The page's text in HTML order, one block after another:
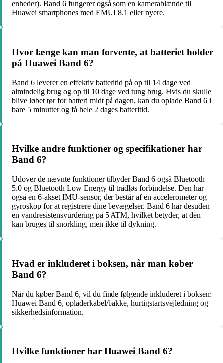
enheder). Band 6 fungerer også som en kamerablænde til
Huawei smartphones med EMUI 8.1 eller nyere.
Hvor længe kan man forvente, at batteriet holder
på Huawei Band 6?
Band 6 leverer en effektiv batteritid på op til 14 dage ved
almindelig brug og op til 10 dage ved tung brug. Hvis du skulle
blive løbet tør for batteri midt på dagen, kan du oplade Band 6 i
bare 5 minutter og få hele 2 dages batteritid.
Hvilke andre funktioner og specifikationer har
Band 6?
Udover de nævnte funktioner tilbyder Band 6 også Bluetooth
5.0 og Bluetooth Low Energy til trådløs forbindelse. Den har
også en 6-akset IMU-sensor, der består af en accelerometer og
gyroskop for at registrere dine bevægelser. Band 6 har desuden
en vandresistensvurdering på 5 ATM, hvilket betyder, at den
kan bruges til snorkling, men ikke til dykning.
Hvad er inkluderet i boksen, når man køber
Band 6?
Når du køber Band 6, vil du finde følgende inkluderet i boksen:
Huawei Band 6, opladerkabel/bakke, hurtigstartsvejledning og
sikkerhedsinformation.
Hvilke funktioner har Huawei Band 6?